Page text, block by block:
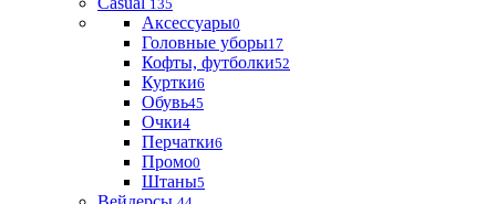
135
Аксессуары0
Головные уборы17
Кофты, футболки52
Куртки6
Обувь45
Очки4
Перчатки6
Промо0
Штаны5